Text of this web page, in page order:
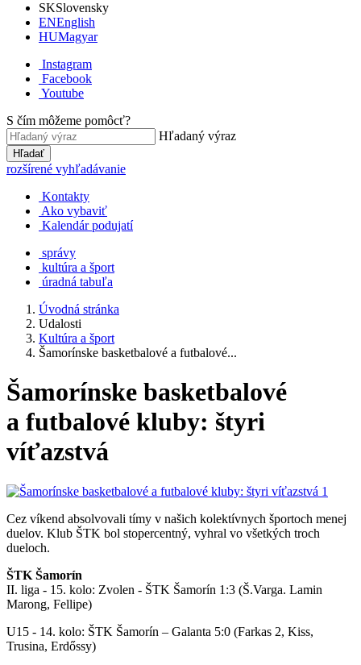
SKSlovensky
ENEnglish
HUMagyar
Instagram
Facebook
Youtube
S čím môžeme pomôcť?
Hľadaný výraz
Hľadať
rozšírené vyhľadávanie
Kontakty
Ako vybaviť
Kalendár podujatí
správy
kultúra a šport
úradná tabuľa
Úvodná stránka
Udalosti
Kultúra a šport
Šamorínske basketbalové a futbalové...
Šamorínske basketbalové
a futbalové kluby: štyri
víťazstvá
Cez víkend absolvovali tímy v našich kolektívnych športoch menej
duelov. Klub ŠTK bol stopercentný, vyhral vo všetkých troch
dueloch.
ŠTK Šamorín
II. liga - 15. kolo: Zvolen - ŠTK Šamorín 1:3 (Š.Varga. Lamin
Marong, Fellipe)
U15 - 14. kolo: ŠTK Šamorín – Galanta 5:0 (Farkas 2, Kiss,
Trusina, Erdőssy)